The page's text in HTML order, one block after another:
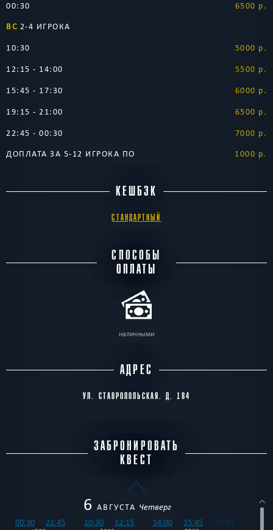
00:30
6500 р.
ВС 2-4 ИГРОКА
10:30 5000 р.
12:15 - 14:00 5500 р.
15:45 - 17:30 6000 р.
19:15 - 21:00 6500 р.
22:45 - 00:30
7000 р.
ДОПЛАТА ЗА 5-12 ИГРОКА ПО
1000 р.
КЕШБЭК
СТАНДАРТНЫЙ
СПОСОБЫ
ОПЛАТЫ
наличными
АДРЕС
УЛ. СТАВРОПОЛЬСКАЯ. Д. 184
ЗАБРОНИРОВАТЬ
КВЕСТ
6 АВГУСТА Четверг
00:30 22:45 10:30 12:15 14:00 15:45 17:30